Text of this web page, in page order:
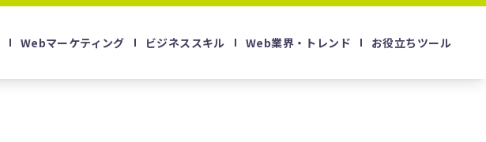
Webマーケティング ビジネススキル Web業界・トレンド お役立ちツール